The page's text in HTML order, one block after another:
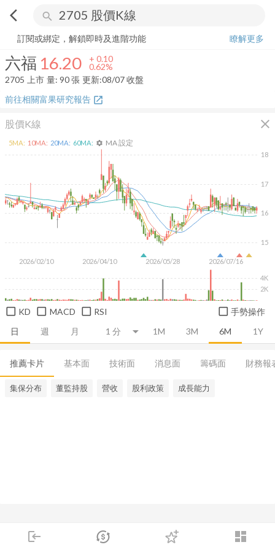
arrow_back_ios search
login dashboard
市場 登入
六福 16.20+ 0.62%
訂閱或綁定，解鎖即時及進階功能
瞭解更多
六福 16.20 + 0.10
0.62%
2705
上市 量: 90張 更新:08/07 收盤
前往相關富果研究報告 open_in_new
股價K線 close
日 週 月 1M 3M 6M 1Y
2026/02/10 2026/04/10 2026/05/28 2026/07/16
15
16
17
18
2K
4K
5MA: 10MA: 20MA: 60MA: settings MA 設定
KD MACD RSI 手勢操作
推薦卡片 基本面 技術面 消息面 籌碼面 財務報
集保分布 董監持股 營收 股利政策 成長能力